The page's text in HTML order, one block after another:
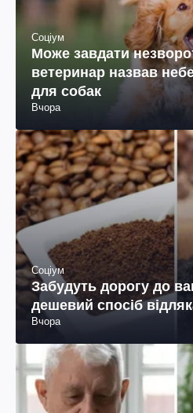
Соціум
Може завдати
ветеринар назвав
для собак
Вчора
Соціум
Забудуть дорогу до
дешевий спосіб
Вчора